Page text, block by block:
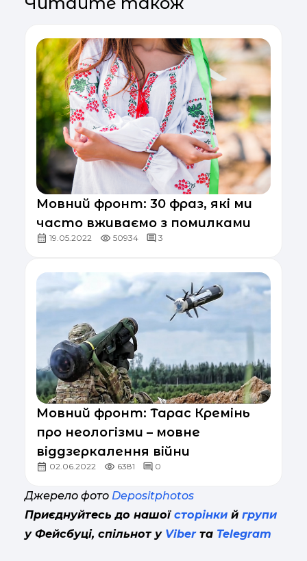
Мовний фронт: 30 фраз, які ми
часто вживаємо з помилками
19.05.2022 50934 3
Мовний фронт: Тарас Кремінь
про неологізми – мовне
віддзеркалення війни
02.06.2022 6381 0
Джерело фото Depositphotos
Приєднуйтесь до нашоїсторінки й групи
у Фейсбуці, спільнот уViberта Telegram